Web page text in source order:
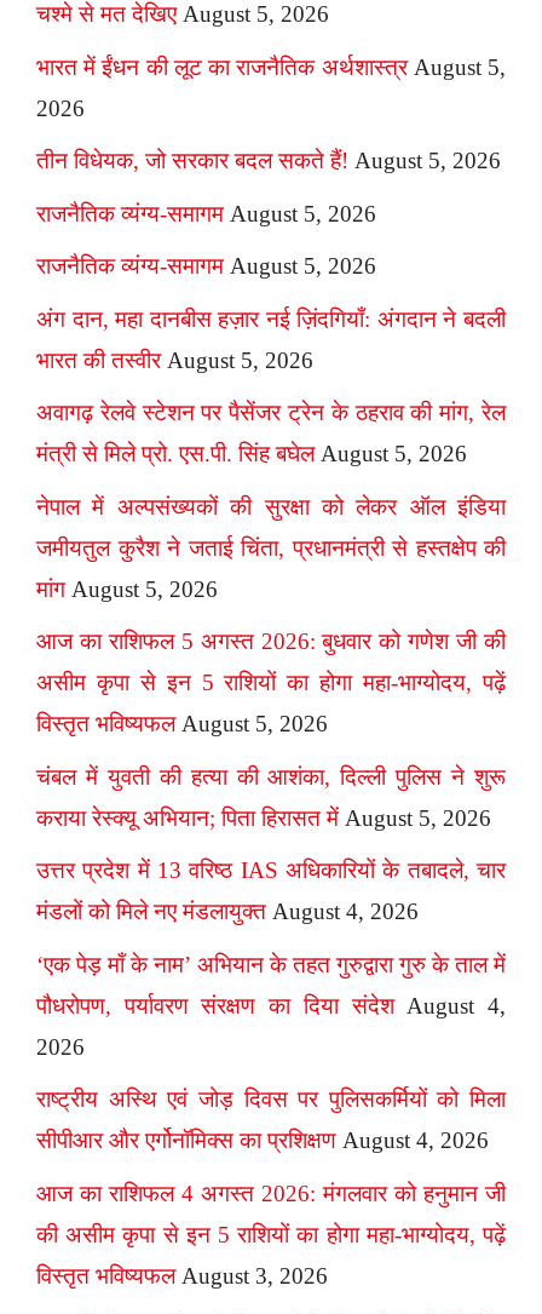
चश्मे से मत देखिए August 5, 2026
भारत में ईंधन की लूट का राजनैतिक अर्थशास्त्र August 5,
2026
तीन विधेयक, जो सरकार बदल सकते हैं! August 5, 2026
राजनैतिक व्यंग्य-समागम August 5, 2026
राजनैतिक व्यंग्य-समागम August 5, 2026
अंग दान, महा दानबीस हज़ार नई ज़िंदगियाँ: अंगदान ने बदली
भारत की तस्वीर August 5, 2026
अवागढ़ रेलवे स्टेशन पर पैसेंजर ट्रेन के ठहराव की मांग, रेल
मंत्री से मिले प्रो. एस.पी. सिंह बघेल August 5, 2026
नेपाल में अल्पसंख्यकों की सुरक्षा को लेकर ऑल इंडिया
जमीयतुल कुरैश ने जताई चिंता, प्रधानमंत्री से हस्तक्षेप की
मांग August 5, 2026
आज का राशिफल 5 अगस्त 2026: बुधवार को गणेश जी की
असीम कृपा से इन 5 राशियों का होगा महा-भाग्योदय, पढ़ें
विस्तृत भविष्यफल August 5, 2026
चंबल में युवती की हत्या की आशंका, दिल्ली पुलिस ने शुरू
कराया रेस्क्यू अभियान; पिता हिरासत में August 5, 2026
उत्तर प्रदेश में 13 वरिष्ठ IAS अधिकारियों के तबादले, चार
मंडलों को मिले नए मंडलायुक्त August 4, 2026
‘एक पेड़ माँ के नाम’ अभियान के तहत गुरुद्वारा गुरु के ताल में
पौधरोपण, पर्यावरण संरक्षण का दिया संदेश August 4,
2026
राष्ट्रीय अस्थि एवं जोड़ दिवस पर पुलिसकर्मियों को मिला
सीपीआर और एर्गोनॉमिक्स का प्रशिक्षण August 4, 2026
आज का राशिफल 4 अगस्त 2026: मंगलवार को हनुमान जी
की असीम कृपा से इन 5 राशियों का होगा महा-भाग्योदय, पढ़ें
विस्तृत भविष्यफल August 3, 2026